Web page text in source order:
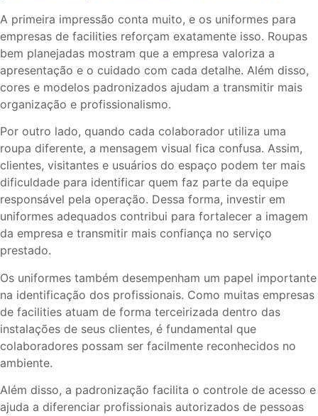
A primeira impressão conta muito, e os uniformes para
empresas de facilities reforçam exatamente isso. Roupas
bem planejadas mostram que a empresa valoriza a
apresentação e o cuidado com cada detalhe. Além disso,
cores e modelos padronizados ajudam a transmitir mais
organização e profissionalismo.
Por outro lado, quando cada colaborador utiliza uma
roupa diferente, a mensagem visual fica confusa. Assim,
clientes, visitantes e usuários do espaço podem ter mais
dificuldade para identificar quem faz parte da equipe
responsável pela operação. Dessa forma, investir em
uniformes adequados contribui para fortalecer a imagem
da empresa e transmitir mais confiança no serviço
prestado.
Os uniformes também desempenham um papel importante
na identificação dos profissionais. Como muitas empresas
de facilities atuam de forma terceirizada dentro das
instalações de seus clientes, é fundamental que
colaboradores possam ser facilmente reconhecidos no
ambiente.
Além disso, a padronização facilita o controle de acesso e
ajuda a diferenciar profissionais autorizados de pessoas